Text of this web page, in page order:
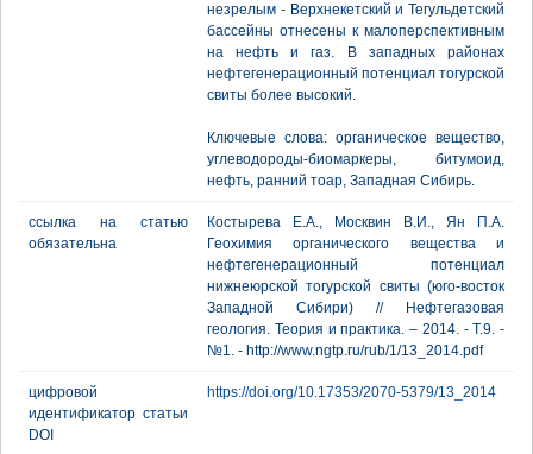
незрелым - Верхнекетский и Тегульдетский
бассейны отнесены к малоперспективным
на нефть и газ. В западных районах
нефтегенерационный потенциал тогурской
свиты более высокий.
Ключевые слова: органическое вещество,
углеводороды-биомаркеры, битумоид,
нефть, ранний тоар, Западная Сибирь.
ссылка на статью
обязательна
Костырева Е.А., Москвин В.И., Ян П.А.
Геохимия органического вещества и
нефтегенерационный потенциал
нижнеюрской тогурской свиты (юго-восток
Западной Сибири) // Нефтегазовая
геология. Теория и практика. – 2014. - Т.9. -
№1. - http://www.ngtp.ru/rub/1/13_2014.pdf
цифровой
идентификатор статьи
DOI
https://doi.org/10.17353/2070-5379/13_2014